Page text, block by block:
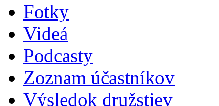
Fotky
Videá
Podcasty
Zoznam účastníkov
Výsledok družstiev